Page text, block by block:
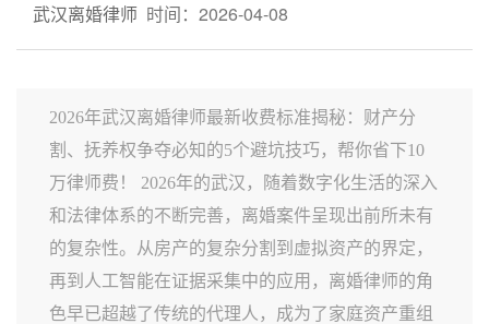
武汉离婚律师 时间：2026-04-08
2026年武汉离婚律师最新收费标准揭秘：财产分
割、抚养权争夺必知的5个避坑技巧，帮你省下10
万律师费！ 2026年的武汉，随着数字化生活的深入
和法律体系的不断完善，离婚案件呈现出前所未有
的复杂性。从房产的复杂分割到虚拟资产的界定，
再到人工智能在证据采集中的应用，离婚律师的角
色早已超越了传统的代理人，成为了家庭资产重组